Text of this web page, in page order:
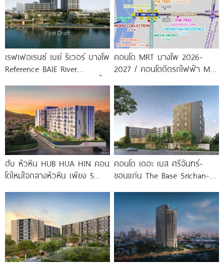
เรฟเฟอเรนซ์ เบย์ ริเวอร์ บางโพ
Reference BAIE River
จาก
คอนโด MRT บางโพ 2026-
2027 / คอนโดติดรถไฟฟ้า MRT
ฮับ หัวหิน HUB HUA HIN คอน
โดใหม่ใจกลางหัวหิน เพียง 5
คอนโด เดอะ เบส ศรีจันทร์-
ขอนแก่น The Base Srichan-
ขอนแก่น